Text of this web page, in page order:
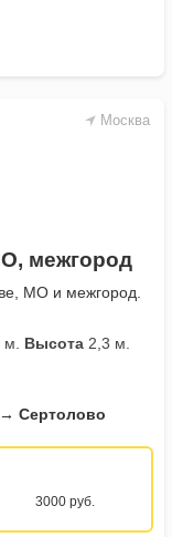
Москва
межгород
МО и межгород.
м. Высота 2,3 м.
Сертолово
3000 руб.